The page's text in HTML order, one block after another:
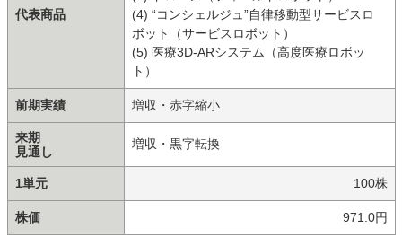
代表商品
(4) “コンシェルジュ”自律移動型サービスロ
ボット（サービスロボット）
(5) 医療3D-ARシステム（高度医療ロボッ
ト）
前期実績 増収・赤字縮小
来期
見通し
増収・黒字転換
1単元 100株
株価 971.0円